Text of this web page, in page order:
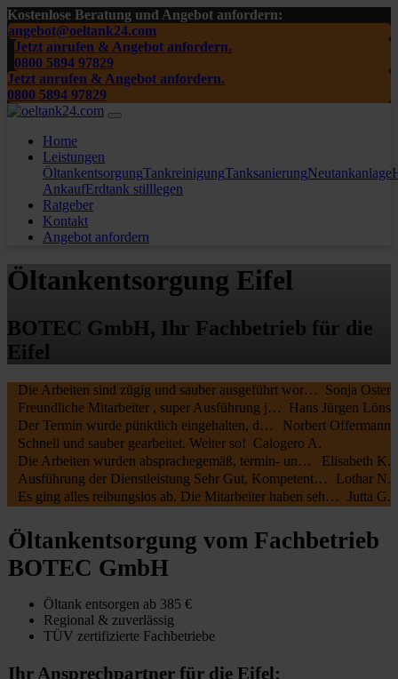
Kostenlose Beratung und Angebot anfordern:
angebot@oeltank24.com
Jetzt anrufen & Angebot anfordern.
0800 5894 97829
Jetzt anrufen & Angebot anfordern.
0800 5894 97829
Home
Leistungen
ÖltankentsorgungTankreinigungTanksanierungNeutankanlage
AnkaufErdtank stilllegen
Ratgeber
Kontakt
Angebot anfordern
Öltankentsorgung Eifel
BOTEC GmbH, Ihr Fachbetrieb für die
Eifel
Sonja Oster
Die Arbeiten sind zügig und sauber ausgeführt worden, wir waren sehr zufrieden. Die MA waren freundlich , nochmal ein Danke schön an die beiden.
Hans Jürgen Löns
Freundliche Mitarbeiter , super Ausführung jederzeit zu empfehlen
Norbert Offermann
Der Termin wurde pünktlich eingehalten, die Mitarbeiter waren kundenfreundlich und haben alles gut erledigt. Die Rechnung entsprach dem Auftrag.
Calogero A.
Schnell und sauber gearbeitet. Weiter so!
Elisabeth K.
Die Arbeiten wurden absprachegemäß, termin- und fachgerecht zu unserer vollsten Zufriedenheit durchgeführt. Sehr freundliche Kommunikation sowohl mit Öltank24 als auch mit der Fa. Botec
Lothar N.
Ausführung der Dienstleistung Sehr Gut, Kompetente Mitarbeiter, Sehr Freundliches Personal
Jutta G.
Es ging alles reibungslos ab. Die Mitarbeiter haben sehr schnell und sauber gearbeitet.
Öltankentsorgung vom Fachbetrieb
BOTEC GmbH
Öltank entsorgen ab 385 €
Regional & zuverlässig
TÜV zertifizierte Fachbetriebe
Ihr Ansprechpartner für die Eifel: